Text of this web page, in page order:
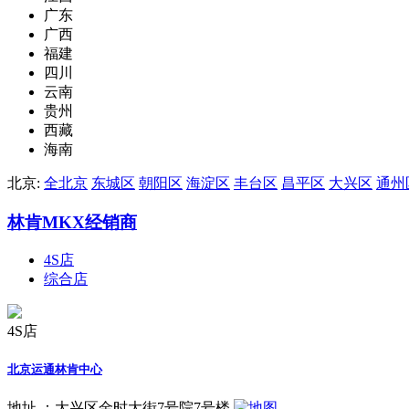
广东
广西
福建
四川
云南
贵州
西藏
海南
北京: 全北京 东城区 朝阳区 海淀区 丰台区 昌平区 大兴区 通州
林肯MKX经销商
4S店
综合店
4S店
北京运通林肯中心